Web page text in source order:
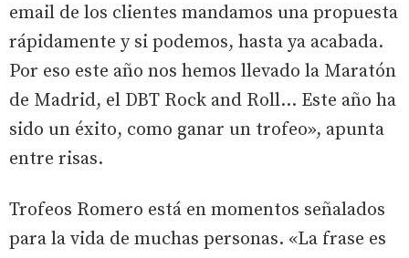
email de los clientes mandamos una propuesta
rápidamente y si podemos, hasta ya acabada.
Por eso este año nos hemos llevado la Maratón
de Madrid, el DBT Rock and Roll... Este año ha
sido un éxito, como ganar un trofeo», apunta
entre risas.
Trofeos Romero está en momentos señalados
para la vida de muchas personas. «La frase es